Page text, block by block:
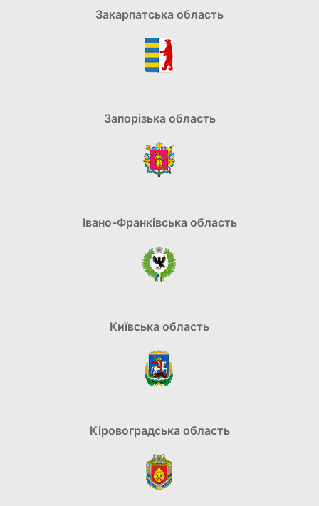
Закарпатська область
Запорізька область
Івано-Франківська область
Київська область
Кіровоградська область